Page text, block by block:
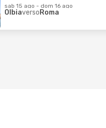
sab 15 ago - dom 16 ago
OlbiaversoRoma